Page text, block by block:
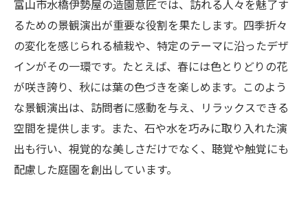
富山市水橋伊勢屋の造園意匠では、訪れる人々を魅了す
るための景観演出が重要な役割を果たします。四季折々
の変化を感じられる植栽や、特定のテーマに沿ったデザ
インがその一環です。たとえば、春には色とりどりの花
が咲き誇り、秋には葉の色づきを楽しめます。このよう
な景観演出は、訪問者に感動を与え、リラックスできる
空間を提供します。また、石や水を巧みに取り入れた演
出も行い、視覚的な美しさだけでなく、聴覚や触覚にも
配慮した庭園を創出しています。